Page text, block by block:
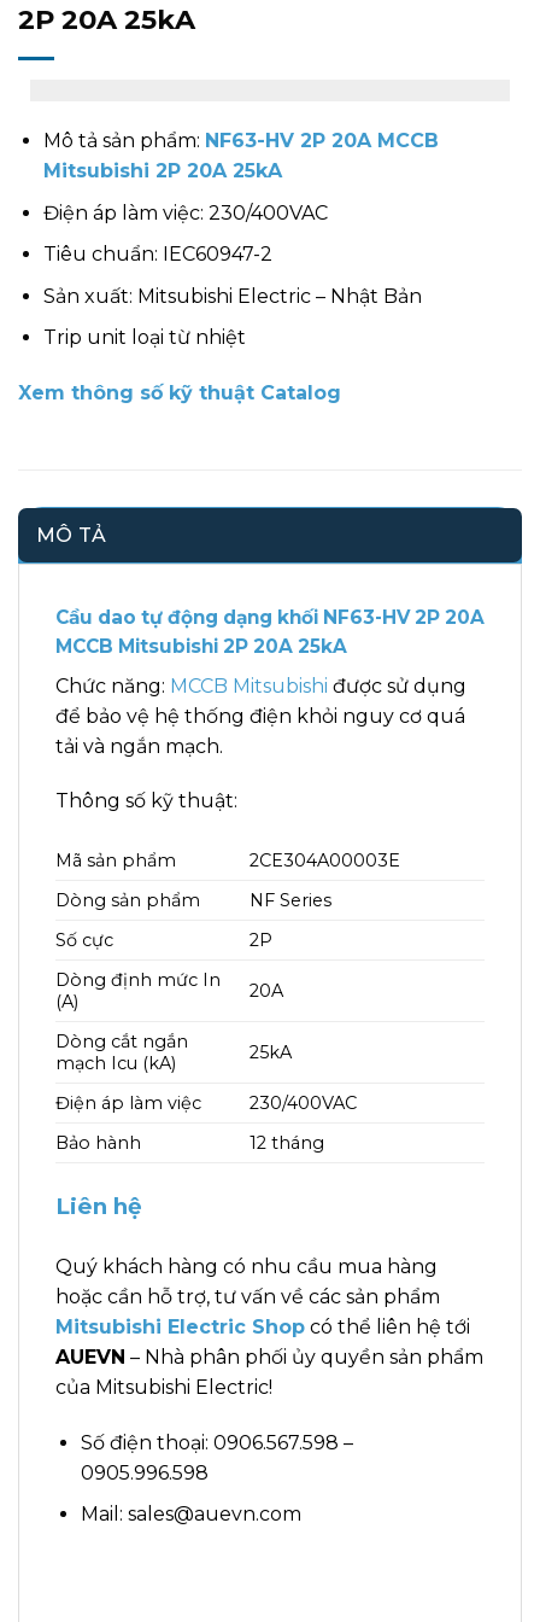
2P 20A 25kA
Mô tả sản phẩm: NF63-HV 2P 20A MCCB
Mitsubishi 2P 20A 25kA
Điện áp làm việc: 230/400VAC
Tiêu chuẩn: IEC60947-2
Sản xuất: Mitsubishi Electric – Nhật Bản
Trip unit loại từ nhiệt
Xem thông số kỹ thuật Catalog
MÔ TẢ
Cầu dao tự động dạng khối NF63-HV 2P 20A
MCCB Mitsubishi 2P 20A 25kA
Chức năng: MCCB Mitsubishi được sử dụng
để bảo vệ hệ thống điện khỏi nguy cơ quá
tải và ngắn mạch.
Thông số kỹ thuật:
Mã sản phẩm
2CE304A00003E
Dòng sản phẩm
NF Series
Số cực
2P
Dòng định mức In
(A)
20A
Dòng cắt ngắn
mạch Icu (kA)
25kA
Điện áp làm việc
230/400VAC
Bảo hành
12 tháng
Liên hệ
Quý khách hàng có nhu cầu mua hàng
hoặc cần hỗ trợ, tư vấn về các sản phẩm
Mitsubishi Electric Shop có thể liên hệ tới
AUEVN – Nhà phân phối ủy quyền sản phẩm
của Mitsubishi Electric!
Số điện thoại: 0906.567.598 –
0905.996.598
Mail: sales@auevn.com